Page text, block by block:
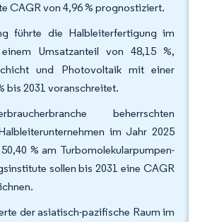
CAGR von 4,96 % prognostiziert.
führte die Halbleiterfertigung im
Umsatzanteil von 48,15 %,
und Photovoltaik mit einer
bis 2031 voranschreitet.
beherrschten
im Jahr 2025
% am Turbomolekularpumpen-
sollen bis 2031 eine CAGR
der asiatisch-pazifische Raum im